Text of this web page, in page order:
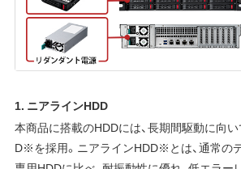
1. ニアラインHDD
本商品に搭載のHDDには、長期間駆動に向
D※を採用。ニアラインHDD※とは、通常の